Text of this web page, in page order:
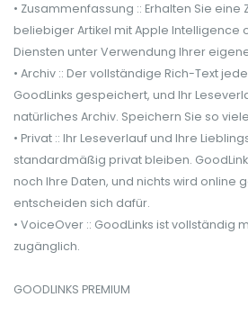
• Zusammenfassung :: Erhalten Sie
beliebiger Artikel mit Apple Intelligence
Diensten unter Verwendung Ihrer
• Archiv :: Der vollständige Rich-Text
GoodLinks gespeichert, und Ihr
natürliches Archiv. Speichern Sie so
• Privat :: Ihr Leseverlauf und Ihre
standardmäßig privat bleiben.
noch Ihre Daten, und nichts wird online
entscheiden sich dafür.
• VoiceOver :: GoodLinks ist vollständig
zugänglich.
GOODLINKS PREMIUM